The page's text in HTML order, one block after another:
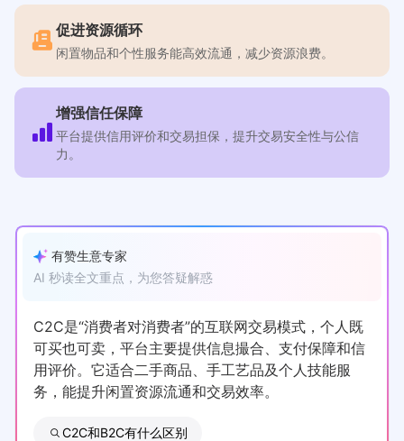
促进资源循环
闲置物品和个性服务能高效流通，减少资源浪费。
增强信任保障
平台提供信用评价和交易担保，提升交易安全性与公信
力。
有赞生意专家
AI 秒读全文重点，为您答疑解惑
C2C是“消费者对消费者”的互联网交易模式，个人既
可买也可卖，平台主要提供信息撮合、支付保障和信
用评价。它适合二手商品、手工艺品及个人技能服
务，能提升闲置资源流通和交易效率。
C2C和B2C有什么区别